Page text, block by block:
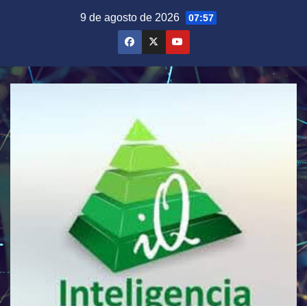
9 de agosto de 2026 07:57